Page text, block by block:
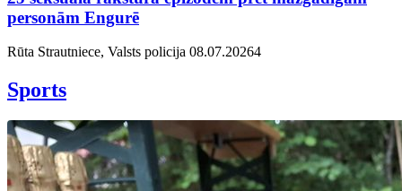
personām Engurē
Rūta Strautniece, Valsts policija 08.07.20264
Sports